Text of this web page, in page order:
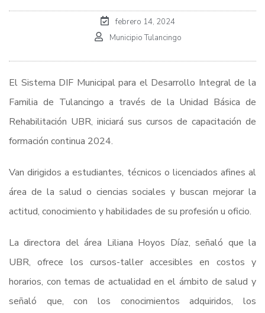
febrero 14, 2024
Municipio Tulancingo
El Sistema DIF Municipal para el Desarrollo Integral de la
Familia de Tulancingo a través de la Unidad Básica de
Rehabilitación UBR, iniciará sus cursos de capacitación de
formación continua 2024.
Van dirigidos a estudiantes, técnicos o licenciados afines al
área de la salud o ciencias sociales y buscan mejorar la
actitud, conocimiento y habilidades de su profesión u oficio.
La directora del área Liliana Hoyos Díaz, señaló que la
UBR, ofrece los cursos-taller accesibles en costos y
horarios, con temas de actualidad en el ámbito de salud y
señaló que, con los conocimientos adquiridos, los